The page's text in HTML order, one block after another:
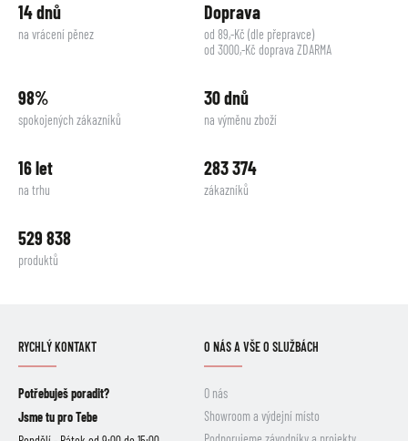
14 dnů
na vrácení pěnez
Doprava
od 89,-Kč (dle přepravce)
od 3000,-Kč doprava ZDARMA
98%
spokojených zákazníků
30 dnů
na výměnu zboží
16 let
na trhu
283 374
zákazníků
529 838
produktů
RYCHLÝ KONTAKT
Potřebuješ poradit?
Jsme tu pro Tebe
O NÁS A VŠE O SLUŽBÁCH
O nás
Showroom a výdejní místo